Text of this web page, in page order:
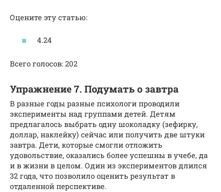
Оцените эту статью:
4.24
Всего голосов: 202
Упражнение 7. Подумать о завтра
В разные годы разные психологи проводили
эксперименты над группами детей. Детям
предлагалось выбрать одну шоколадку (зефирку,
доллар, наклейку) сейчас или получить две штуки
завтра. Дети, которые смогли отложить
удовольствие, оказались более успешны в учебе, да
и в жизни в целом. Один из экспериментов длился
32 года, что позволило оценить результат в
отдаленной перспективе.